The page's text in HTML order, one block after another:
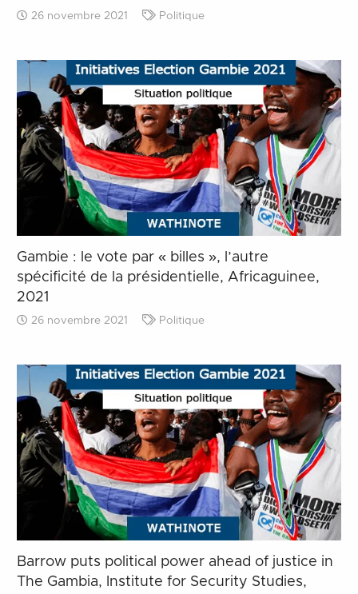
26 novembre 2021 Politique
Gambie : le vote par « billes », l’autre
spécificité de la présidentielle, Africaguinee,
2021
26 novembre 2021 Politique
Barrow puts political power ahead of justice in
The Gambia, Institute for Security Studies,